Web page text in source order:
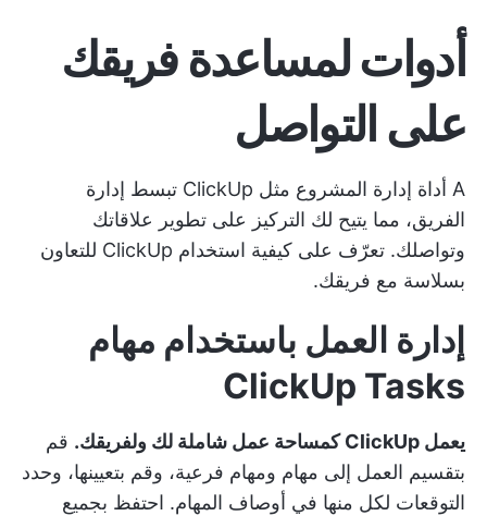
أدوات لمساعدة فريقك
على التواصل
A أداة إدارة المشروع مثل ClickUp
تبسط إدارة
الفريق، مما يتيح لك التركيز على تطوير علاقاتك
وتواصلك. تعرّف على كيفية استخدام ClickUp للتعاون
بسلاسة مع فريقك.
إدارة العمل باستخدام مهام
ClickUp Tasks
يعمل ClickUp كمساحة عمل شاملة لك ولفريقك.
قم
بتقسيم العمل إلى مهام ومهام فرعية، وقم بتعيينها، وحدد
التوقعات لكل منها في أوصاف المهام. احتفظ بجميع